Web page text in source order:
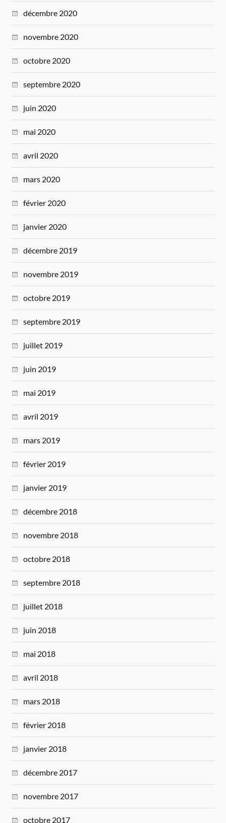
décembre 2020
novembre 2020
octobre 2020
septembre 2020
juin 2020
mai 2020
avril 2020
mars 2020
février 2020
janvier 2020
décembre 2019
novembre 2019
octobre 2019
septembre 2019
juillet 2019
juin 2019
mai 2019
avril 2019
mars 2019
février 2019
janvier 2019
décembre 2018
novembre 2018
octobre 2018
septembre 2018
juillet 2018
juin 2018
mai 2018
avril 2018
mars 2018
février 2018
janvier 2018
décembre 2017
novembre 2017
octobre 2017